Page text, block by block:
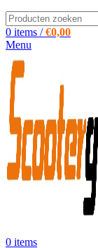
0 items / €0,00
Menu
0 items